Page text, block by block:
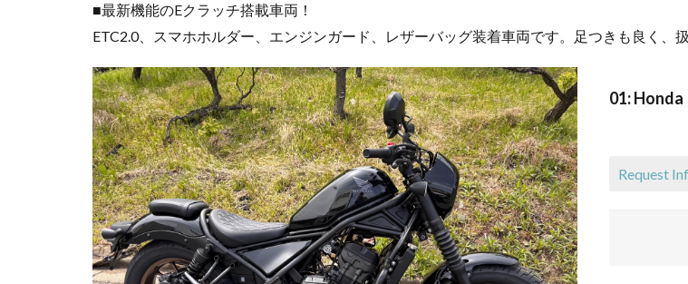
■最新機能のEクラッチ搭載車両！
ETC2.0、スマホホルダー、エンジンガード、レザーバッグ装着車両です。足つきも良く、
01:
Request